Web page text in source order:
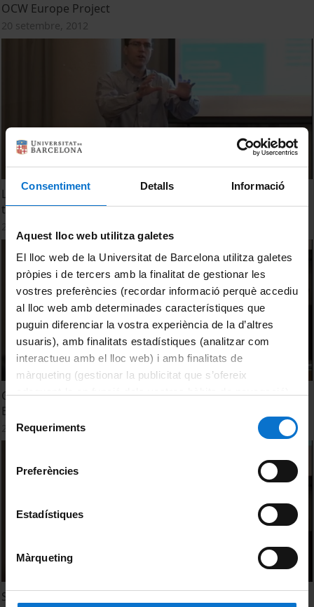
Consentiment Detalls Informació
Aquest lloc web utilitza galetes
El lloc web de la Universitat de Barcelona utilitza galetes
pròpies i de tercers amb la finalitat de gestionar les
vostres preferències (recordar informació perquè accediu
al lloc web amb determinades característiques que
puguin diferenciar la vostra experiència de la d’altres
usuaris), amb finalitats estadístiques (analitzar com
interactueu amb el lloc web) i amb finalitats de
màrqueting (gestionar la publicitat que s’ofereix
consultar laPolítica de galetes del lloc web de la
Selecció
Requeriments
Preferències
Estadístiques
Màrqueting
OCW Europe Project
20 setembre, 2012
Limitations and Exceptions in Copyright for Education in
the European Framework
Current licensing practices in Europe and Overview of
European copyright legislation and free licenses
20 setembre, 2012
Strategies and reasons to implement an Open Policy